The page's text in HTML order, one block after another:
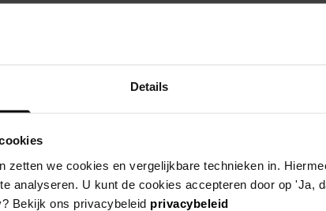
Details
zetten we cookies en vergelijkbare technieken in.
analyseren. U kunt de cookies accepteren door op 'Ja,
Bekijk ons privacybeleid privacybeleid